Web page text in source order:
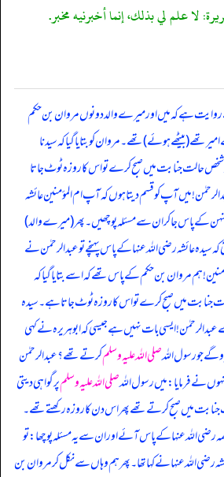
لا علم لي بذلك، إنما أخبرنيه مخبر.
روایت ہے کہ میں اور میرے والد دونوں مروان بن حکم
(بیٹھے ہوئے) تھے۔ مروان کو بتایا گیا کہ سیدنا
شخص حالت جنابت میں صبح کرے تو اس کا روزہ ٹوٹ جاتا
میں آپ کو قسم دیتا ہوں کہ آپ ام المؤمنین عائشہ
عنہن کے پاس جا کر ان سے مسئلہ پوچھیں۔ پھر (میرے والد)
سیدہ عائشہ رضی اللہ عنہا کے پاس پہنچے تو عبدالرحمٰن نے
ہم مروان بن حکم کے پاس تھے کہ اسے بتایا گیا کہ
جنابت میں صبح کرے تو اس کا روزہ ٹوٹ جاتا ہے۔ سیدہ
عبدالرحمٰن! ایسی بات نہیں ہے جیسی کہ ابوہریرہ نے کہی
جو رسول اللہصلی اللہ علیہ وسلمکرتے تھے؟ عبدالرحمٰن
نے فرمایا: میں رسول اللہصلی اللہ علیہ وسلمپر گواہی دیتی
میں صبح کرتے تھے پھر اس دن کا روزہ رکھتے تھے۔
رضی اللہ عنہا کے پاس آئے اور ان سے یہ مسئلہ پوچھا: تو
رضی اللہ عنہا نے کہا تھا۔ پھر ہم وہاں سے نکل کر مروان بن